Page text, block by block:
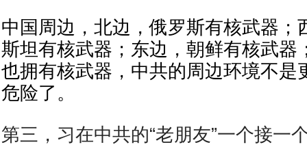
中国周边，北边，俄罗斯有核武器；
斯坦有核武器；东边，朝鲜有核武器
也拥有核武器，中共的周边环境不是
危险了。
第三，习在中共的“老朋友”一个接一